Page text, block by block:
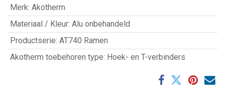
Merk: Akotherm
Materiaal / Kleur: Alu onbehandeld
Productserie: AT740 Ramen
Akotherm toebehoren type: Hoek- en T-verbinders